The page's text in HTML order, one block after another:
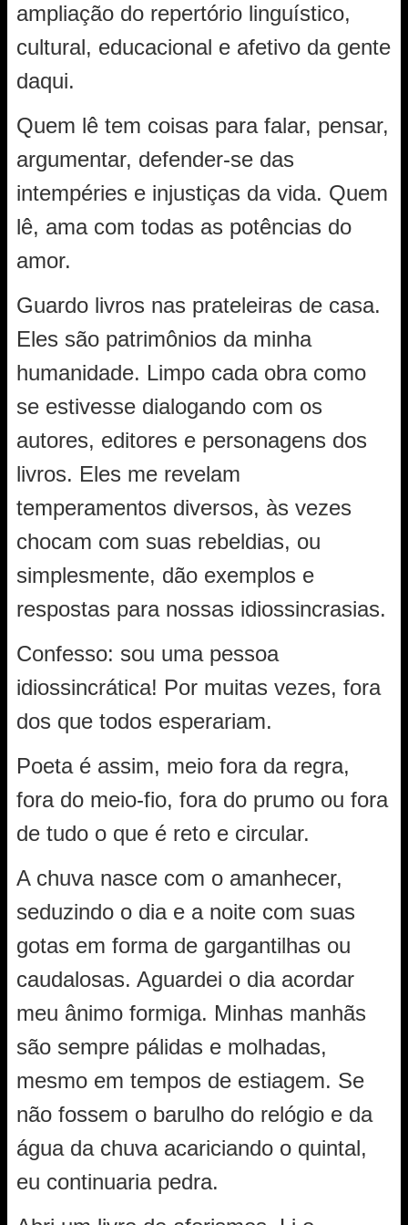
ampliação do repertório linguístico,
cultural, educacional e afetivo da gente
daqui.
Quem lê tem coisas para falar, pensar,
argumentar, defender-se das
intempéries e injustiças da vida. Quem
lê, ama com todas as potências do
amor.
Guardo livros nas prateleiras de casa.
Eles são patrimônios da minha
humanidade. Limpo cada obra como
se estivesse dialogando com os
autores, editores e personagens dos
livros. Eles me revelam
temperamentos diversos, às vezes
chocam com suas rebeldias, ou
simplesmente, dão exemplos e
respostas para nossas idiossincrasias.
Confesso: sou uma pessoa
idiossincrática! Por muitas vezes, fora
dos que todos esperariam.
Poeta é assim, meio fora da regra,
fora do meio-fio, fora do prumo ou fora
de tudo o que é reto e circular.
A chuva nasce com o amanhecer,
seduzindo o dia e a noite com suas
gotas em forma de gargantilhas ou
caudalosas. Aguardei o dia acordar
meu ânimo formiga. Minhas manhãs
são sempre pálidas e molhadas,
mesmo em tempos de estiagem. Se
não fossem o barulho do relógio e da
água da chuva acariciando o quintal,
eu continuaria pedra.